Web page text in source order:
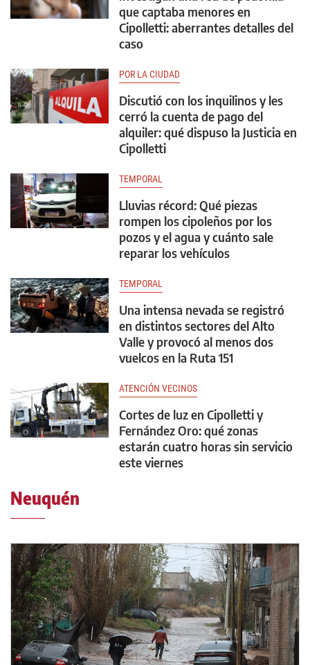
que captaba menores en
Cipolletti: aberrantes detalles del
caso
POR LA CIUDAD
Discutió con los inquilinos y les
cerró la cuenta de pago del
alquiler: qué dispuso la Justicia en
Cipolletti
TEMPORAL
Lluvias récord: Qué piezas
rompen los cipoleños por los
pozos y el agua y cuánto sale
reparar los vehículos
TEMPORAL
Una intensa nevada se registró
en distintos sectores del Alto
Valle y provocó al menos dos
vuelcos en la Ruta 151
ATENCIÓN VECINOS
Cortes de luz en Cipolletti y
Fernández Oro: qué zonas
estarán cuatro horas sin servicio
este viernes
Neuquén